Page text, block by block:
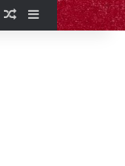
AccesoPublicación al
Barra lateral